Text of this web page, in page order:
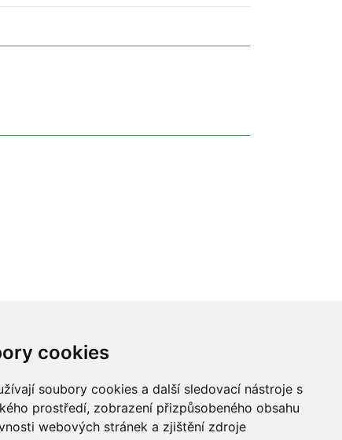
cookies
soubory cookies a další sledovací nástroje s
prostředí, zobrazení přizpůsobeného obsahu
webových stránek a zjištění zdroje